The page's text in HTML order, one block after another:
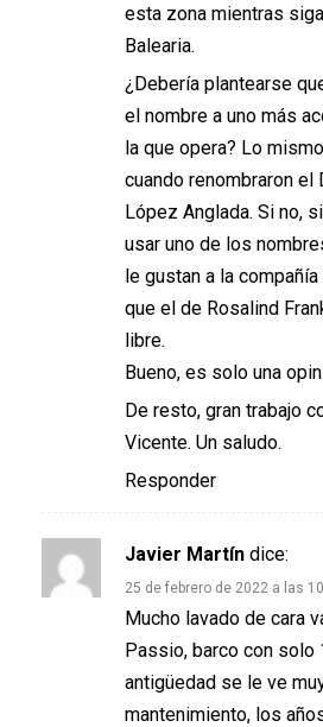
esta zona mientras
Balearia.
¿Debería plantearse
el nombre a uno más
la que opera? Lo
cuando renombraron el
López Anglada. Si no,
usar uno de los
le gustan a la compañía
que el de Rosalind
libre.
Bueno, es solo una
De resto, gran trabajo
Vicente. Un saludo.
Responder
Javier Martín dice:
25 de febrero de 2022 a las
Mucho lavado de cara
Passio, barco con solo
antigüedad se le ve
mantenimiento, los